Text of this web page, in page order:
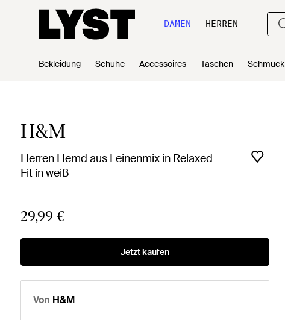
DAMEN HERREN
Bekleidung Schuhe Accessoires Taschen Schmuck
H&M
Herren Hemd aus Leinenmix in Relaxed
Fit in weiß
29,99 €
Jetzt kaufen
Von H&M